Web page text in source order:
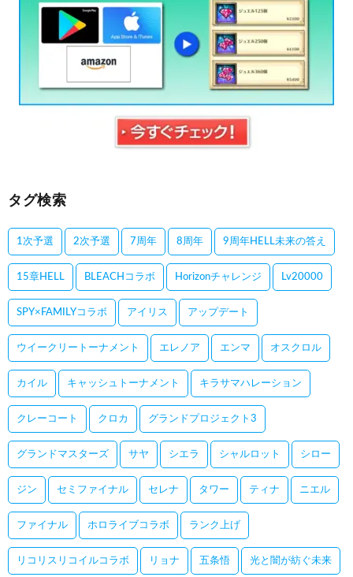
タグ検索
1次予選 2次予選 7周年 8周年 9周年HELL未来の答え
15章HELL BLEACHコラボ Horizonチャレンジ Lv20000
SPY×FAMILYコラボ アイリス アップデート
ウイークリートーナメント エレノア エンマ オスクロル
カイル キャッシュトーナメント キラサマハレーション
クレーコート クロカ グランドプロジェクト3
グランドマスターズ サヤ シエラ シャルロット シロー
ジン セミファイナル セレナ タワー ティナ ニエル
ファイナル ホロライブコラボ ランク上げ
リコリスリコイルコラボ リョナ 五条悟 光と闇が紡ぐ未来